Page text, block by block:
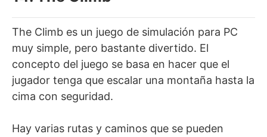
The Climb es un juego de simulación para PC
muy simple, pero bastante divertido. El
concepto del juego se basa en hacer que el
jugador tenga que escalar una montaña hasta la
cima con seguridad.
Hay varias rutas y caminos que se pueden